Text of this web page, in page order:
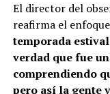
El director del
reafirma el
temporada
verdad que fue
comprendiendo
pero así la gente